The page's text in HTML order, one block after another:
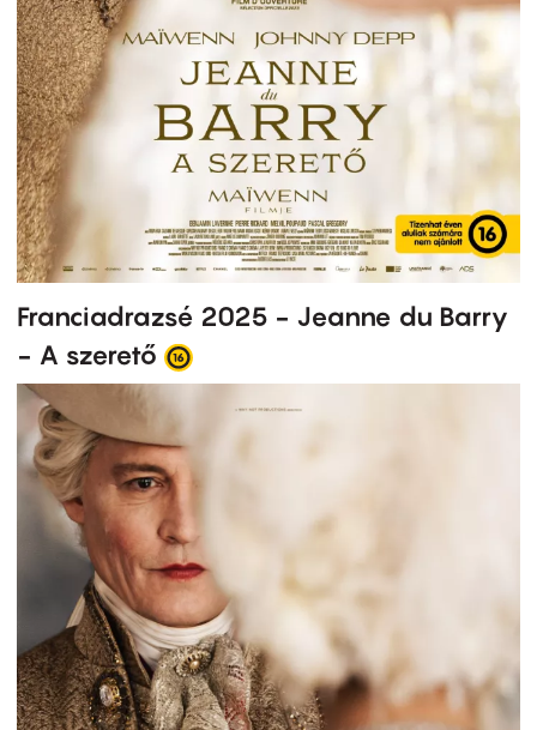
Franciadrazsé 2025 - Jeanne du Barry
- A szerető